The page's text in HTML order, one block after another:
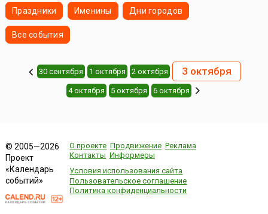
родной...
Праздники Именины Дни городов
Все события
30 сентября 1 октября 2 октября 3 октября
4 октября 5 октября 6 октября
© 2005—2026
Проект
«Календарь
событий»
О проекте Продвижение Реклама
Контакты Информеры
Условия использования сайта
Пользовательское соглашение
Политика конфиденциальности